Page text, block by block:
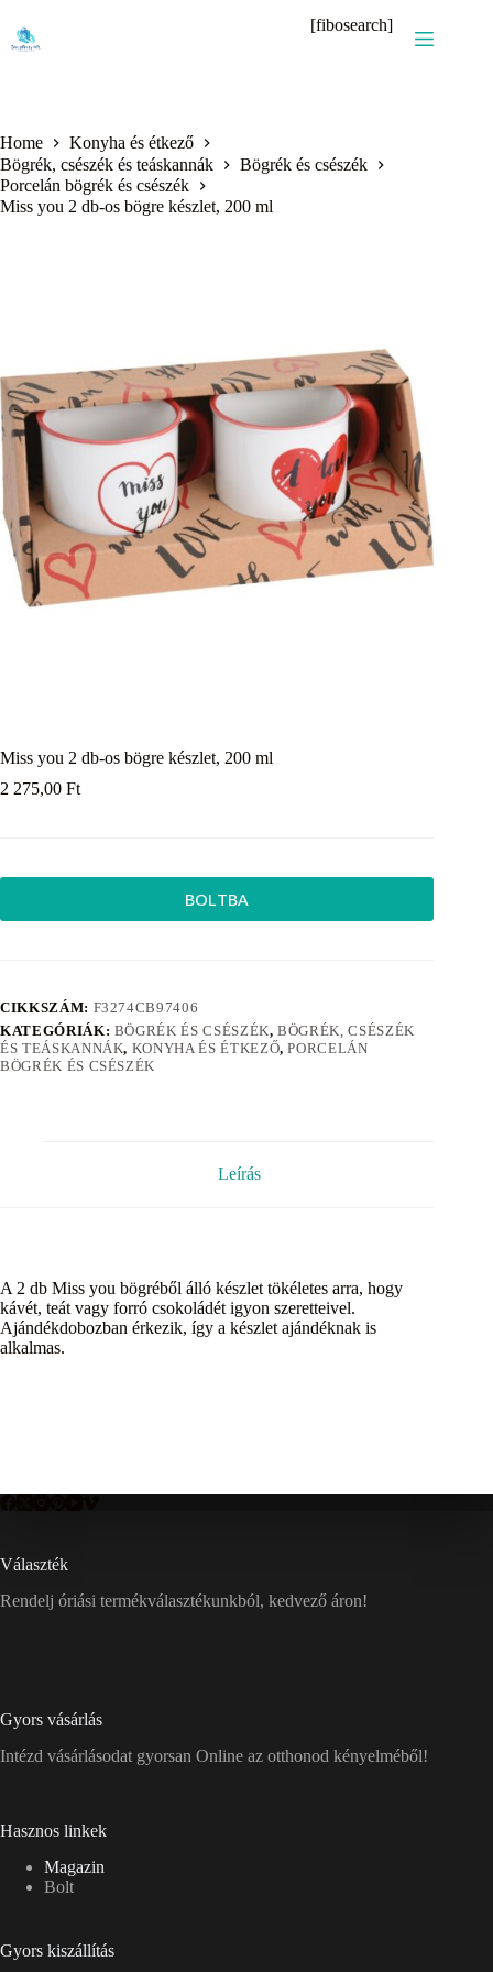
content
[fibosearch]
Home
Konyha és étkező
Bögrék, csészék és teáskannák
Bögrék és csészék
Porcelán bögrék és csészék
Miss you 2 db-os bögre készlet, 200 ml
Miss you 2 db-os bögre készlet, 200 ml
2 275,00 Ft
BOLTBA
CIKKSZÁM: F3274CB97406
KATEGÓRIÁK: BÖGRÉK ÉS CSÉSZÉK,BÖGRÉK, CSÉSZÉK
ÉS TEÁSKANNÁK, KONYHA ÉS ÉTKEZŐ,PORCELÁN
BÖGRÉK ÉS CSÉSZÉK
Leírás
A 2 db Miss you bögréből álló készlet tökéletes arra, hogy
kávét, teát vagy forró csokoládét igyon szeretteivel.
Ajándékdobozban érkezik, így a készlet ajándéknak is
alkalmas.
Választék
Rendelj óriási termékválasztékunkból, kedvező áron!
Gyors vásárlás
Intézd vásárlásodat gyorsan Online az otthonod kényelméből!
Hasznos linkek
Magazin
Bolt
Gyors kiszállítás